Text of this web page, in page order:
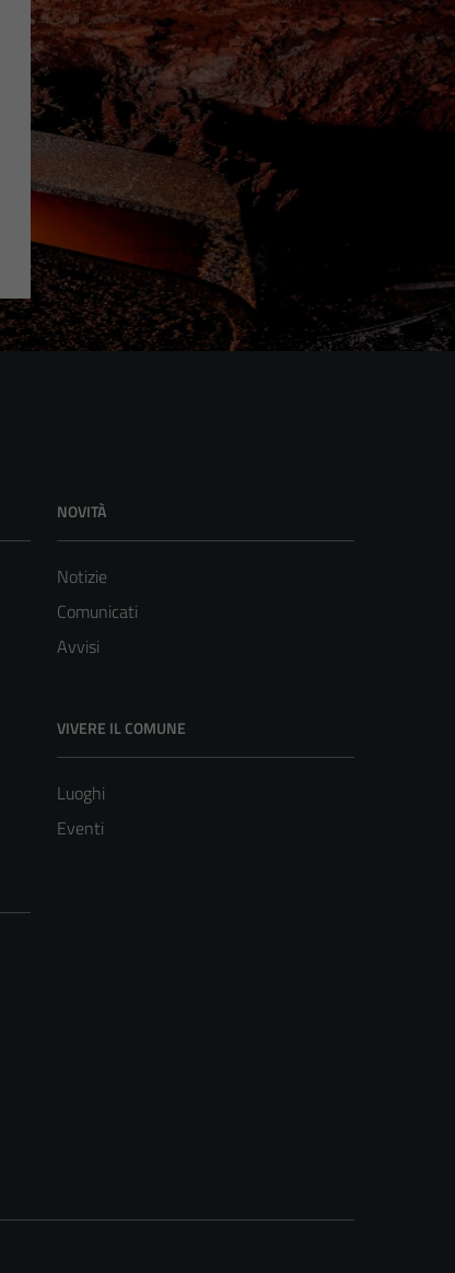
NOVITÀ
Notizie
Comunicati
Avvisi
VIVERE IL COMUNE
Luoghi
Eventi